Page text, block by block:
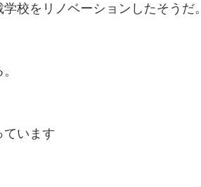
校をリノベーションしたそうだ。
ています